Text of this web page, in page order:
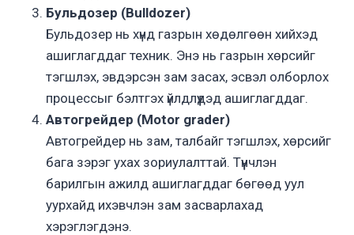
Бульдозер (Bulldozer)
Бульдозер нь хүнд газрын хөдөлгөөн хийхэд
ашиглагддаг техник. Энэ нь газрын хөрсийг
тэгшлэх, эвдэрсэн зам засах, эсвэл олборлох
процессыг бэлтгэх үйлдлүүдэд ашиглагддаг.
Автогрейдер (Motor grader)
Автогрейдер нь зам, талбайг тэгшлэх, хөрсийг
бага зэрэг ухах зориулалттай. Түүнчлэн
барилгын ажилд ашиглагддаг бөгөөд уул
уурхайд ихэвчлэн зам засварлахад
хэрэглэгдэнэ.